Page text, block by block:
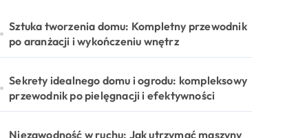
Sztuka tworzenia domu: Kompletny przewodnik
po aranżacji i wykończeniu wnętrz
Sekrety idealnego domu i ogrodu: kompleksowy
przewodnik po pielęgnacji i efektywności
Niezawodność w ruchu: Jak utrzymać maszyny